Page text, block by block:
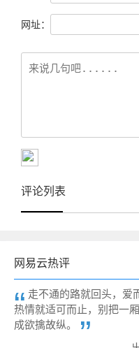
网址：
评论列表
网易云热评
走不通的路就回头，爱
热情就适可而止，别把一
成欲擒故纵。